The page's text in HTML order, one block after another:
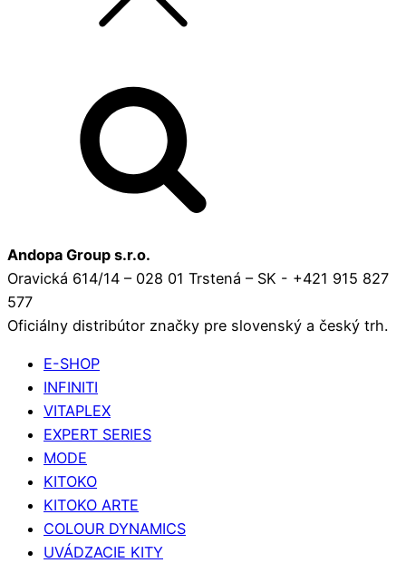
Andopa Group s.r.o.
Oravická 614/14 – 028 01 Trstená – SK - +421 915 827
577
Oficiálny distribútor značky pre slovenský a český trh.
E-SHOP
INFINITI
VITAPLEX
EXPERT SERIES
MODE
KITOKO
KITOKO ARTE
COLOUR DYNAMICS
UVÁDZACIE KITY